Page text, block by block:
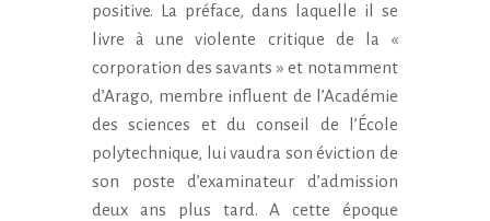
positive. La préface, dans laquelle il se
livre à une violente critique de la «
corporation des savants » et notamment
d’Arago, membre influent de l’Académie
des sciences et du conseil de l’École
polytechnique, lui vaudra son éviction de
son poste d’examinateur d’admission
deux ans plus tard. A cette époque